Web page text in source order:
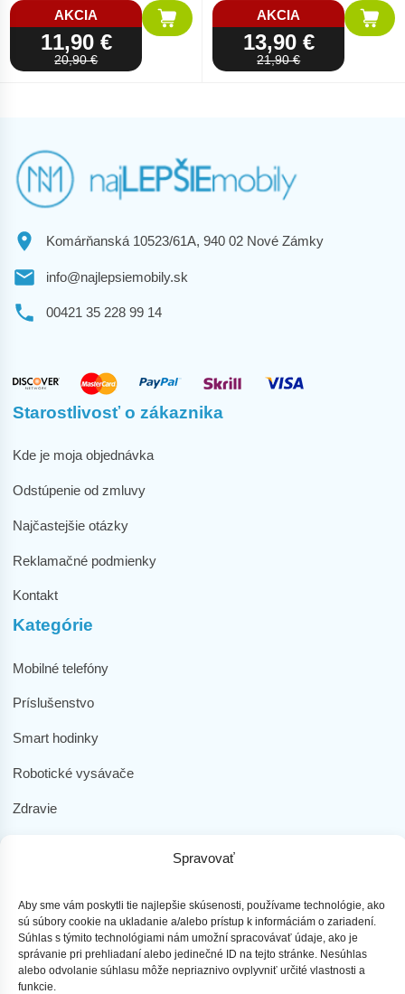
Spravovať
Aby sme vám poskytli tie najlepšie skúsenosti, používame technológie, ako
sú súbory cookie na ukladanie a/alebo prístup k informáciám o zariadení.
Súhlas s týmito technológiami nám umožní spracovávať údaje, ako je
správanie pri prehliadaní alebo jedinečné ID na tejto stránke. Nesúhlas
alebo odvolanie súhlasu môže nepriaznivo ovplyvniť určité vlastnosti a
funkcie.
AKCIA
11,90 €
20,90 €
AKCIA
13,90 €
21,90 €
Komárňanská 10523/61A, 940 02 Nové Zámky
info@najlepsiemobily.sk
00421 35 228 99 14
Starostlivosť o zákaznika
Kde je moja objednávka
Odstúpenie od zmluvy
Najčastejšie otázky
Reklamačné podmienky
Kontakt
Kategórie
Mobilné telefóny
Príslušenstvo
Smart hodinky
Robotické vysávače
Zdravie
Dôležité odkazy
Obchodné podmienky
Ochrana osobných údajov